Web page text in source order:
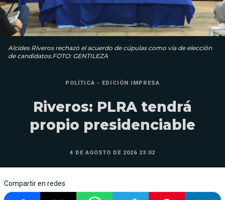
Alcides Riveros rechazó el acuerdo de cúpulas como vía de elección
de candidatos.FOTO: GENTILEZA
POLÍTICA - EDICIÓN IMPRESA
Riveros: PLRA tendrá
propio presidenciable
4 DE AGOSTO DE 2026 23:02
Compartir en redes